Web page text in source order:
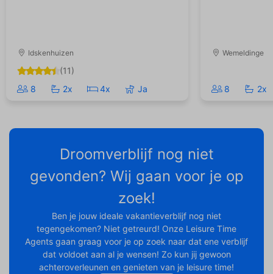
Idskenhuizen
(11)
8
2x 4x Ja
Wemeldinge
8 2x
Droomverblijf nog niet
gevonden? Wij gaan voor je op
zoek!
Ben je jouw ideale vakantieverblijf nog niet
tegengekomen? Niet getreurd! Onze Leisure Time
Agents gaan graag voor je op zoek naar dat ene verblijf
dat voldoet aan al je wensen! Zo kun jij gewoon
achteroverleunen en genieten van je leisure time!